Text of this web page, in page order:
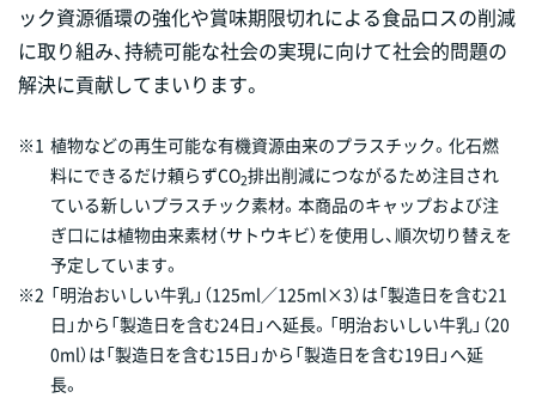
ック資源循環の強化や賞味期限切れによる食品ロスの削減
に取り組み、持続可能な社会の実現に向けて社会的問題の
解決に貢献してまいります。
※1 植物などの再生可能な有機資源由来のプラスチック。化石燃
料にできるだけ頼らずCO2排出削減につながるため注目され
ている新しいプラスチック素材。本商品のキャップおよび注
ぎ口には植物由来素材（サトウキビ）を使用し、順次切り替えを
予定しています。
※2 「明治おいしい牛乳」（125ml／125ml×3）は「製造日を含む21
日」から「製造日を含む24日」へ延長。「明治おいしい牛乳」（20
0ml）は「製造日を含む15日」から「製造日を含む19日」へ延
長。